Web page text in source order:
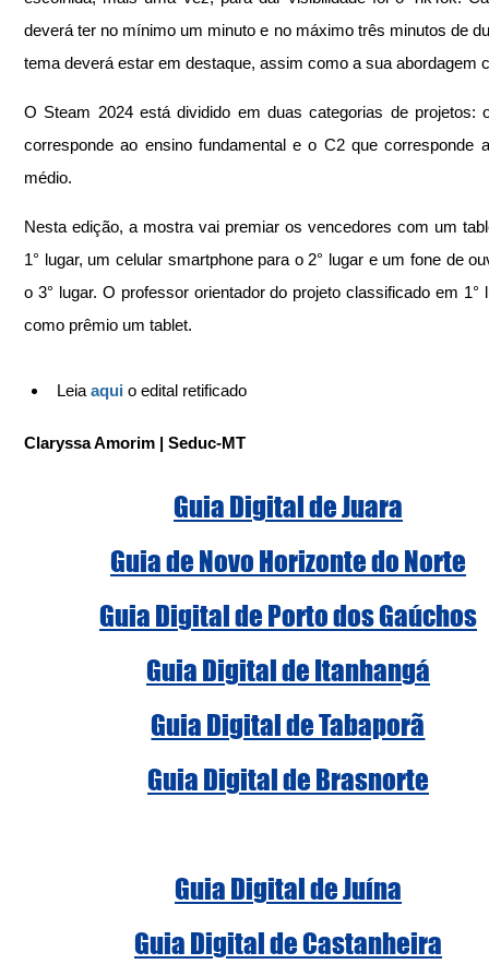
deverá ter no mínimo um minuto e no máximo três minutos de
tema deverá estar em destaque, assim como a sua abordagem
O Steam 2024 está dividido em duas categorias de projetos:
corresponde ao ensino fundamental e o C2 que corresponde
médio.
Nesta edição, a mostra vai premiar os vencedores com um
1° lugar, um celular smartphone para o 2° lugar e um fone de
o 3° lugar. O professor orientador do projeto classificado em 1°
como prêmio um tablet.
Leia aqui o edital retificado
Claryssa Amorim | Seduc-MT
Guia Digital de Juara
Guia de Novo Horizonte do Norte
Guia Digital de Porto dos Gaúchos
Guia Digital de Itanhangá
Guia Digital de Tabaporã
Guia Digital de Brasnorte
Guia Digital de Juína
Guia Digital de Castanheira